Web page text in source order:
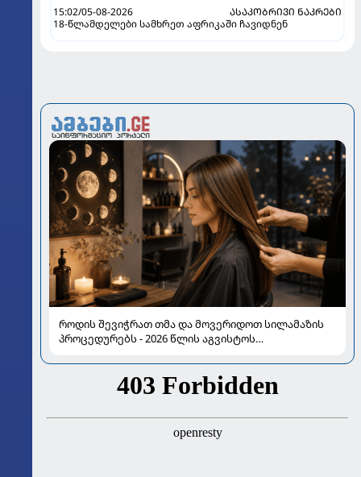
15:02/05-08-2026
ᲐᲡᲐᲙᲝᲑᲠᲘᲕᲘ ᲜᲐᲙᲠᲔᲑᲘ
18-წლამდელები სამხრეთ აფრიკაში ჩავიდნენ
როდის შევიჭრათ თმა და მოვერიდოთ სილამაზის
პროცედურებს - 2026 წლის აგვისტოს